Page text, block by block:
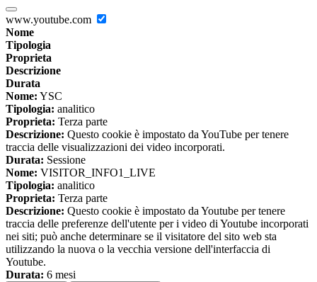
www.youtube.com
Nome
Tipologia
Proprieta
Descrizione
Durata
Nome: YSC
Tipologia: analitico
Proprieta: Terza parte
Descrizione: Questo cookie è impostato da YouTube per tenere
traccia delle visualizzazioni dei video incorporati.
Durata: Sessione
Nome: VISITOR_INFO1_LIVE
Tipologia: analitico
Proprieta: Terza parte
Descrizione: Questo cookie è impostato da Youtube per tenere
traccia delle preferenze dell'utente per i video di Youtube incorporati
nei siti; può anche determinare se il visitatore del sito web sta
utilizzando la nuova o la vecchia versione dell'interfaccia di
Youtube.
Durata: 6 mesi